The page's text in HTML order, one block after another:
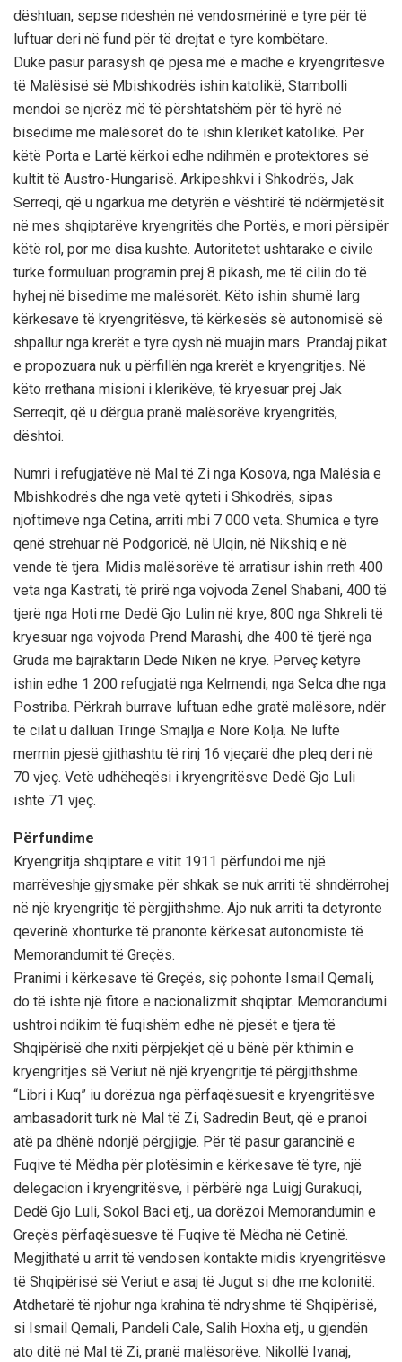
dështuan, sepse ndeshën në vendosmërinë e tyre për të
luftuar deri në fund për të drejtat e tyre kombëtare.
Duke pasur parasysh që pjesa më e madhe e kryengritësve
të Malësisë së Mbishkodrës ishin katolikë, Stambolli
mendoi se njerëz më të përshtatshëm për të hyrë në
bisedime me malësorët do të ishin klerikët katolikë. Për
këtë Porta e Lartë kërkoi edhe ndihmën e protektores së
kultit të Austro-Hungarisë. Arkipeshkvi i Shkodrës, Jak
Serreqi, që u ngarkua me detyrën e vështirë të ndërmjetësit
në mes shqiptarëve kryengritës dhe Portës, e mori përsipër
këtë rol, por me disa kushte. Autoritetet ushtarake e civile
turke formuluan programin prej 8 pikash, me të cilin do të
hyhej në bisedime me malësorët. Këto ishin shumë larg
kërkesave të kryengritësve, të kërkesës së autonomisë së
shpallur nga krerët e tyre qysh në muajin mars. Prandaj pikat
e propozuara nuk u përfillën nga krerët e kryengritjes. Në
këto rrethana misioni i klerikëve, të kryesuar prej Jak
Serreqit, që u dërgua pranë malësorëve kryengritës,
dështoi.
Numri i refugjatëve në Mal të Zi nga Kosova, nga Malësia e
Mbishkodrës dhe nga vetë qyteti i Shkodrës, sipas
njoftimeve nga Cetina, arriti mbi 7 000 veta. Shumica e tyre
qenë strehuar në Podgoricë, në Ulqin, në Nikshiq e në
vende të tjera. Midis malësorëve të arratisur ishin rreth 400
veta nga Kastrati, të prirë nga vojvoda Zenel Shabani, 400 të
tjerë nga Hoti me Dedë Gjo Lulin në krye, 800 nga Shkreli të
kryesuar nga vojvoda Prend Marashi, dhe 400 të tjerë nga
Gruda me bajraktarin Dedë Nikën në krye. Përveç këtyre
ishin edhe 1 200 refugjatë nga Kelmendi, nga Selca dhe nga
Postriba. Përkrah burrave luftuan edhe gratë malësore, ndër
të cilat u dalluan Tringë Smajlja e Norë Kolja. Në luftë
merrnin pjesë gjithashtu të rinj 16 vjeçarë dhe pleq deri në
70 vjeç. Vetë udhëheqësi i kryengritësve Dedë Gjo Luli
ishte 71 vjeç.
Përfundime
Kryengritja shqiptare e vitit 1911 përfundoi me një
marrëveshje gjysmake për shkak se nuk arriti të shndërrohej
në një kryengritje të përgjithshme. Ajo nuk arriti ta detyronte
qeverinë xhonturke të pranonte kërkesat autonomiste të
Memorandumit të Greçës.
Pranimi i kërkesave të Greçës, siç pohonte Ismail Qemali,
do të ishte një fitore e nacionalizmit shqiptar. Memorandumi
ushtroi ndikim të fuqishëm edhe në pjesët e tjera të
Shqipërisë dhe nxiti përpjekjet që u bënë për kthimin e
kryengritjes së Veriut në një kryengritje të përgjithshme.
“Libri i Kuq” iu dorëzua nga përfaqësuesit e kryengritësve
ambasadorit turk në Mal të Zi, Sadredin Beut, që e pranoi
atë pa dhënë ndonjë përgjigje. Për të pasur garancinë e
Fuqive të Mëdha për plotësimin e kërkesave të tyre, një
delegacion i kryengritësve, i përbërë nga Luigj Gurakuqi,
Dedë Gjo Luli, Sokol Baci etj., ua dorëzoi Memorandumin e
Greçës përfaqësuesve të Fuqive të Mëdha në Cetinë.
Megjithatë u arrit të vendosen kontakte midis kryengritësve
të Shqipërisë së Veriut e asaj të Jugut si dhe me kolonitë.
Atdhetarë të njohur nga krahina të ndryshme të Shqipërisë,
si Ismail Qemali, Pandeli Cale, Salih Hoxha etj., u gjendën
ato ditë në Mal të Zi, pranë malësorëve. Nikollë Ivanaj,